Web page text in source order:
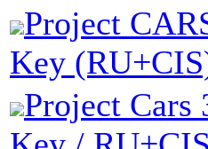
Project
Key
Project Cars